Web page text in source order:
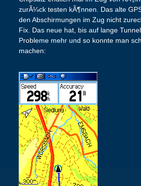
zurÃ¼ck testen kÃ¶nnen. Das alte
den Abschirmungen im Zug nicht
Fix. Das neue hat, bis auf lange
Probleme mehr und so konnte man
machen: